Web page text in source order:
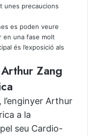
unes precaucions
es poden veure
en una fase molt
és l’exposició als
Zang
l’enginyer Arthur
a la
seu Cardio-